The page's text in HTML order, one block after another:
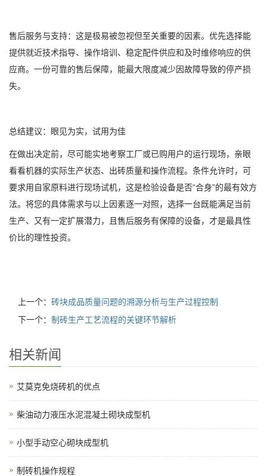
售后服务与支持：这是极易被忽视但至关重要的因素。优先选择能
提供就近技术指导、操作培训、稳定配件供应和及时维修响应的供
应商。一份可靠的售后保障，能最大限度减少因故障导致的停产损
失。
总结建议：眼见为实，试用为佳
在做出决定前，尽可能实地考察工厂或已购用户的运行现场，亲眼
看看机器的实际生产状态、出砖质量和操作流程。条件允许时，可
要求用自家原料进行现场试机，这是检验设备是否“合身”的最有效方
法。将您的具体需求与以上因素逐一对照，选择一台既能满足当前
生产、又有一定扩展潜力，且售后服务有保障的设备，才是最具性
价比的理性投资。
上一个： 砖块成品质量问题的溯源分析与生产过程控制
下一个： 制砖生产工艺流程的关键环节解析
相关新闻
艾莫克免烧砖机的优点
柴油动力液压水泥混凝土砌块成型机
小型手动空心砌块成型机
制砖机操作规程